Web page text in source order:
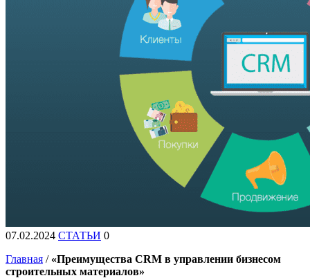
07.02.2024 СТАТЬИ 0
Главная / «Преимущества CRM в управлении бизнесом
строительных материалов»